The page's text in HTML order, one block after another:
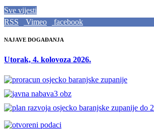
Sve vijesti
RSS
Vimeo facebook
NAJAVE DOGAĐANJA
Utorak, 4. kolovoza 2026.